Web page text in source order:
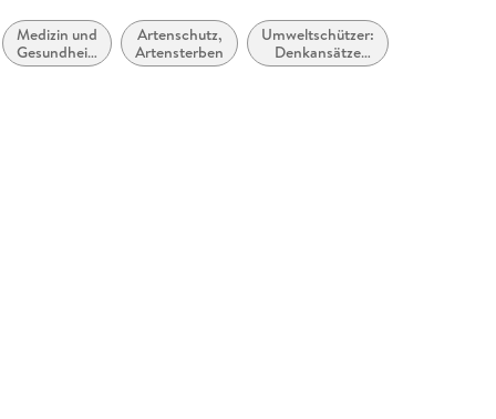
Medizin und
Gesundheit:
Ratgeber,
Artenschutz,
Artensterben
Umweltschützer:
Denkansätze
und Ideologien